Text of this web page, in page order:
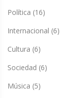
Política (16)
Internacional (6)
Cultura (6)
Sociedad (6)
Música (5)